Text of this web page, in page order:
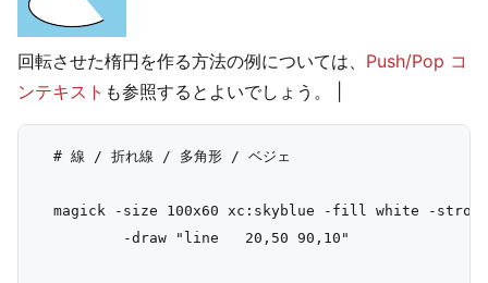
回転させた楕円を作る方法の例については、 Push/Pop コ
ンテキスト も参照するとよいでしょう。
  # 線 / 折れ線 / 多角形 / ベジェ
magick -size 100x60 xc:skyblue -fill white -
-draw "line   20,50 90,10"